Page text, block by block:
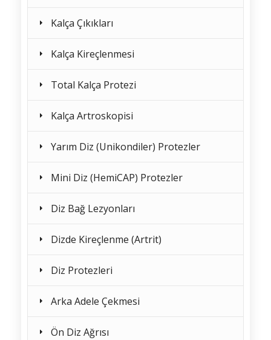
Kalça Çıkıkları
Kalça Kireçlenmesi
Total Kalça Protezi
Kalça Artroskopisi
Yarım Diz (Unikondiler) Protezler
Mini Diz (HemiCAP) Protezler
Diz Bağ Lezyonları
Dizde Kireçlenme (Artrit)
Diz Protezleri
Arka Adele Çekmesi
Ön Diz Ağrısı